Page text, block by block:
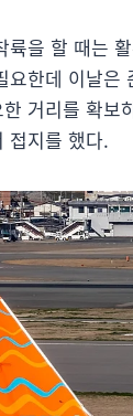
륙을 할 때는
요한데 이날은
거리를 확보
접지를 했다.